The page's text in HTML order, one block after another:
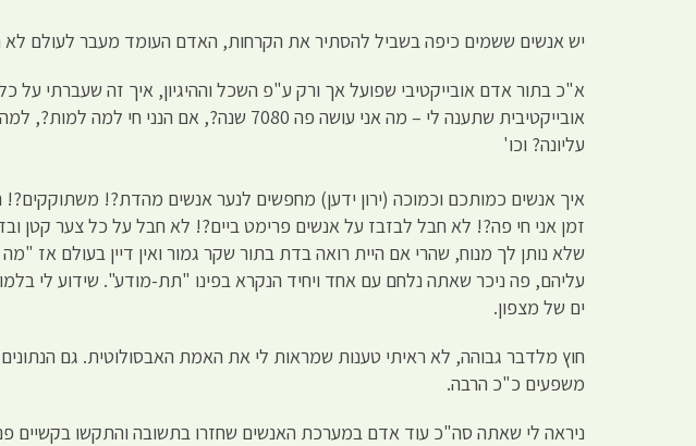
יש אנשים ששמים כיפה בשביל להסתיר את הקרחות, האדם העומד מעבר לעולם לא
א"כ בתור אדם אובייקטיבי שפועל אך ורק ע"פ השכל וההיגיון, איך זה שעברתי על
אובייקטיבית שתענה לי – מה אני עושה פה 7080
עליונה? וכו'
איך אנשים כמותכם וכמוכה (ירון ידען) מחפשים לנער אנשים מהדת?!
זמן אני חי פה?! לא חבל לבזבז על אנשים פרימט ביים?! לא חבל על כל צער קטן
שלא נותן לך מנוח, שהרי אם היית רואה בדת בתור שקר גמור ואין דיין בעולם אז
ים של מצפון.
חוץ מלדבר גבוהה, לא ראיתי טענות שמראות לי את האמת האבסולוטית. גם
משפעים כ"כ הרבה.
ניראה לי שאתה סה"כ עוד אדם במערכת האנשים שחזרו בתשובה והתקשו בקשיים